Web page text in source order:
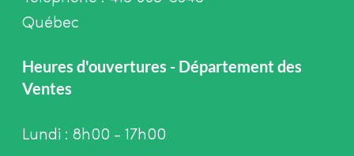
Québec
Heures d'ouvertures - Département des
Ventes
Lundi : 8h00 - 17h00